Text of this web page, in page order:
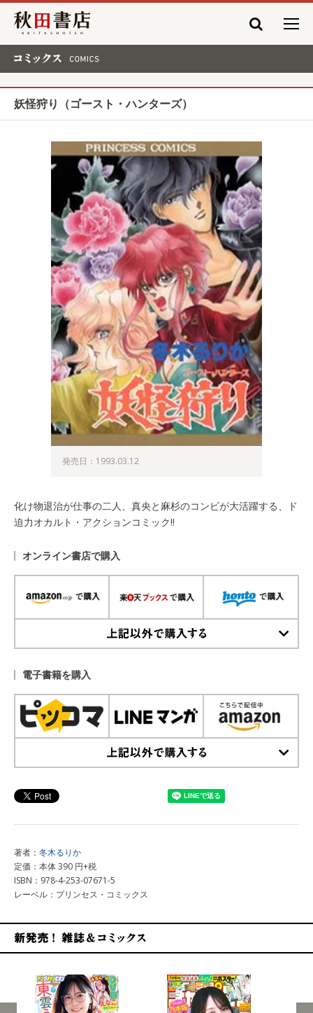
秋田書店
妖怪狩り（ゴースト・ハンターズ）
発売日：1993.03.12
化け物退治が仕事の二人、真央と麻杉のコンビが大活躍する、ド
迫力オカルト・アクションコミック!!
オンライン書店で購入
電子書籍を購入
著者： 冬木るりか
定価：本体 390 円+税
ISBN：978-4-253-07671-5
レーベル：プリンセス・コミックス